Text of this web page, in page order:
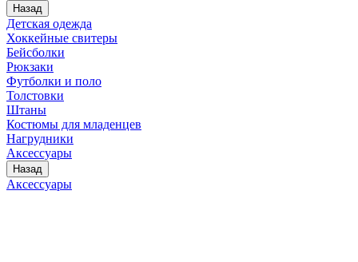
Назад
Детская одежда
Хоккейные свитеры
Бейсболки
Рюкзаки
Футболки и поло
Толстовки
Штаны
Костюмы для младенцев
Нагрудники
Аксессуары
Назад
Аксессуары